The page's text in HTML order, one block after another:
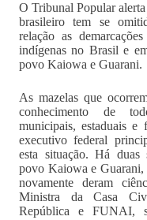
O Tribunal Popular
brasileiro tem se
relação as
indígenas no Brasil e
povo Kaiowa e Guarani.
As mazelas que
conhecimento de
municipais, estaduais e
executivo federal
esta situação. Há duas
povo Kaiowa e
novamente deram
Ministra da Casa
República e FUNAI,